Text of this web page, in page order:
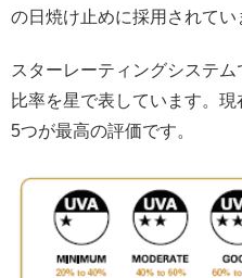
の日焼け止めに採用されてい
スターレーティングシステ
比率を星で表しています。
5つが最高の評価です。